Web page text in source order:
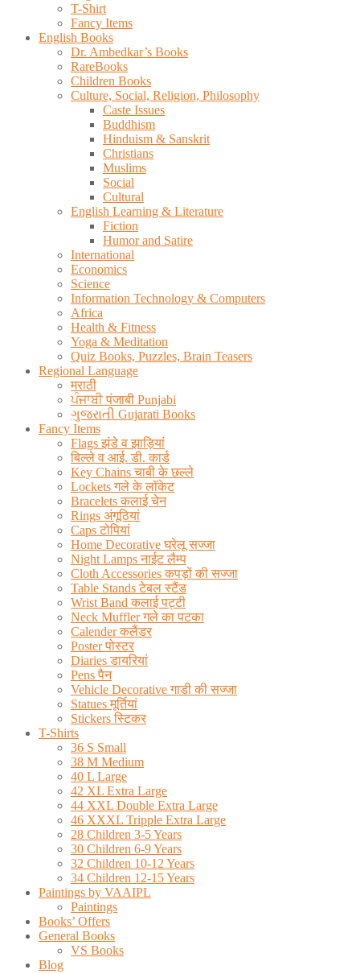
T-Shirt
Fancy Items
English Books
Dr. Ambedkar’s Books
RareBooks
Children Books
Culture, Social, Religion, Philosophy
Caste Issues
Buddhism
Hinduism & Sanskrit
Christians
Muslims
Social
Cultural
English Learning & Literature
Fiction
Humor and Satire
International
Economics
Science
Information Technology & Computers
Africa
Health & Fitness
Yoga & Meditation
Quiz Books, Puzzles, Brain Teasers
Regional Language
मराठी
ਪੰਜਾਬੀ पंजाबी Punjabi
ગુજરાતી Gujarati Books
Fancy Items
Flags झंडे व झाड़ियां
बिल्ले व आई. डी. कार्ड
Key Chains चाबी के छल्ले
Lockets गले के लॉकेट
Bracelets कलाई चेन
Rings अंगूठियां
Caps टोपियां
Home Decorative घरेलू सज्जा
Night Lamps नाईट लैम्प
Cloth Accessories कपड़ों की सज्जा
Table Stands टेबल स्टैंड
Wrist Band कलाई पट्टी
Neck Muffler गले का पटका
Calender कलैंडर
Poster पोस्टर
Diaries डायरियां
Pens पैन
Vehicle Decorative गाडी की सज्जा
Statues मूर्तियां
Stickers स्टिकर
T-Shirts
36 S Small
38 M Medium
40 L Large
42 XL Extra Large
44 XXL Double Extra Large
46 XXXL Tripple Extra Large
28 Children 3-5 Years
30 Children 6-9 Years
32 Children 10-12 Years
34 Children 12-15 Years
Paintings by VAAIPL
Paintings
Books’ Offers
General Books
VS Books
Blog